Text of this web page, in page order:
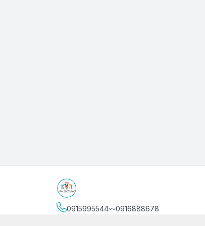
0915995544〰️0916888678